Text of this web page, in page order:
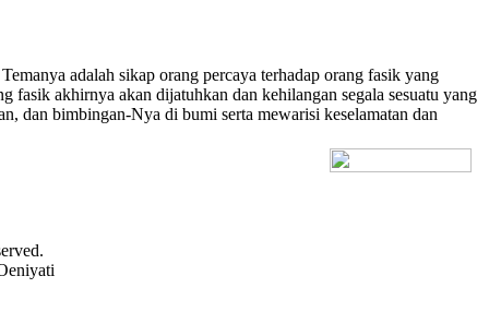
adalah sikap orang percaya terhadap orang fasik yang
fasik akhirnya akan dijatuhkan dan kehilangan segala sesuatu yang
dan bimbingan-Nya di bumi serta mewarisi keselamatan dan